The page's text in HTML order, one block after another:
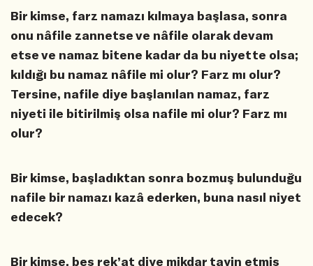
Bir kimse, farz namazı kılmaya başlasa, sonra
onu nâfile zannetse ve nâfile olarak devam
etse ve namaz bitene kadar da bu niyette olsa;
kıldığı bu namaz nâfile mi olur? Farz mı olur?
Tersine, nafile diye başlanılan namaz, farz
niyeti ile bitirilmiş olsa nafile mi olur? Farz mı
olur?
Bir kimse, başladıktan sonra bozmuş bulunduğu
nafile bir namazı kazâ ederken, buna nasıl niyet
edecek?
Bir kimse, beş rek’at diye mikdar tayin etmiş